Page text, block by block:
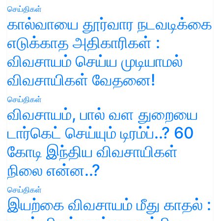
செய்திகள்
கால்வாயை தூர்வார நடவடிக்கை
எடுக்காத அதிகாரிகள் :
விவசாயம் செய்ய முடியாமல்
விவசாயிகள் வேதனை!
செய்திகள்
விவசாயம், பால் வள துறையை
டார்கெட் செய்யும் டிரம்ப்..? 60
கோடி இந்திய விவசாயிகள்
நிலை என்ன..?
செய்திகள்
இயற்கை விவசாயம் மீது காதல் :